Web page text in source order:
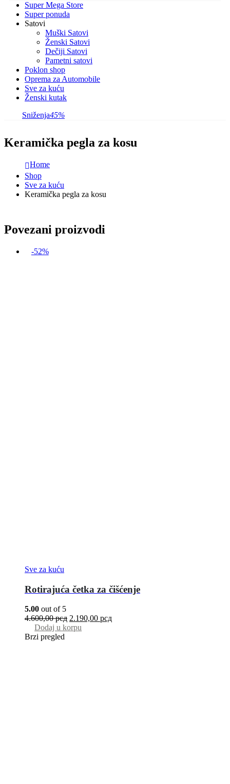
Super Mega Store
Super ponuda
Satovi
Muški Satovi
Ženski Satovi
Dečiji Satovi
Pametni satovi
Poklon shop
Oprema za Automobile
Sve za kuću
Ženski kutak
Sniženja45%
Keramička pegla za kosu
Home
Shop
Sve za kuću
Keramička pegla za kosu
Povezani proizvodi
-52%
Sve za kuću
Rotirajuća četka za čišćenje
5.00 out of 5
4.600,00рсд 2.190,00 рсд
Dodaj u korpu
Brzi pregled